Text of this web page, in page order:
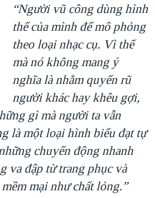
“Người vũ công dùng hình
thể của mình để mô phỏng
theo loại nhạc cụ. Vì thế
mà nó không mang ý
nghĩa là nhằm quyến rũ
người khác hay khêu gợi,
gì mà người ta vẫn
là một loại hình biểu đạt tự
chuyển động nhanh
va đập từ trang phục và
mại như chất lỏng.”